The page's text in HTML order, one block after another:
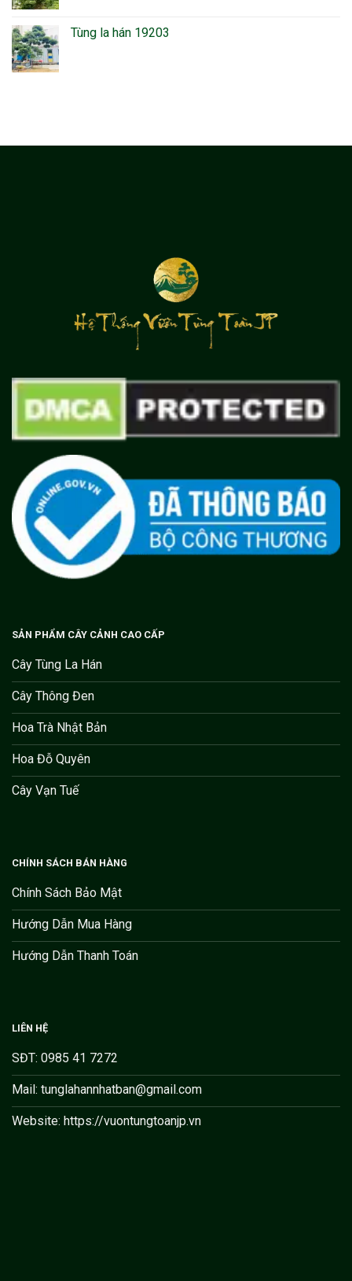
Tùng la hán 19203
SẢN PHẨM CÂY CẢNH CAO CẤP
Cây Tùng La Hán
Cây Thông Đen
Hoa Trà Nhật Bản
Hoa Đỗ Quyên
Cây Vạn Tuế
CHÍNH SÁCH BÁN HÀNG
Chính Sách Bảo Mật
Hướng Dẫn Mua Hàng
Hướng Dẫn Thanh Toán
LIÊN HỆ
SĐT: 0985 41 7272
Mail: tunglahannhatban@gmail.com
Website: https://vuontungtoanjp.vn